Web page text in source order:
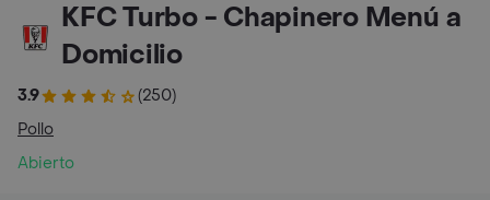
KFC Turbo - Chapinero Menú a
Domicilio
3.9
(250)
Pollo
Abierto